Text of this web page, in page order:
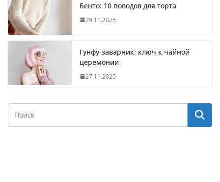
Бенто: 10 поводов для торта
29.11.2025
Гунфу-заварник: ключ к чайной
церемонии
27.11.2025